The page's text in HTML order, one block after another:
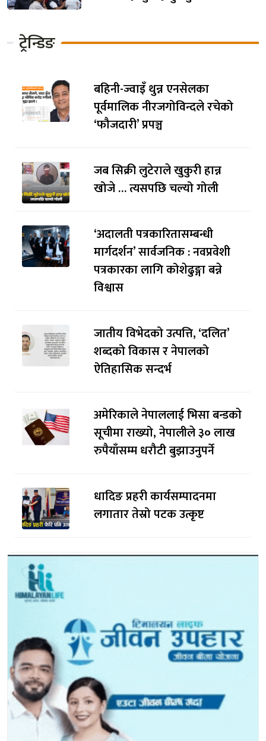
ट्रेन्डिङ
बहिनी-ज्वाइँ थुन्न एनसेलका
पूर्वमालिक नीरजगोविन्दले रचेको
‘फौजदारी’ प्रपञ्च
जब सिक्री लुटेराले खुकुरी हान्न
खोजे … त्यसपछि चल्यो गोली
‘अदालती पत्रकारितासम्बन्धी
मार्गदर्शन’ सार्वजनिक : नवप्रवेशी
पत्रकारका लागि कोशेढुङ्गा बन्ने
विश्वास
जातीय विभेदको उत्पत्ति, ‘दलित’
शब्दको विकास र नेपालको
ऐतिहासिक सन्दर्भ
अमेरिकाले नेपाललाई भिसा बन्डकाे
सूचीमा राख्यो, नेपालीले ३० लाख
रुपैयाँसम्म धरौटी बुझाउनुपर्ने
धादिङ प्रहरी कार्यसम्पादनमा
लगातार तेस्रो पटक उत्कृष्ट